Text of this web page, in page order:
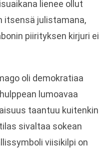
lienee ollut
itsensä julistamana,
piirityksen kirjuri ei
oli demokratiaa
lumoavaa
taantuu kuitenkin
sivaltaa sokean
viisikilpi on